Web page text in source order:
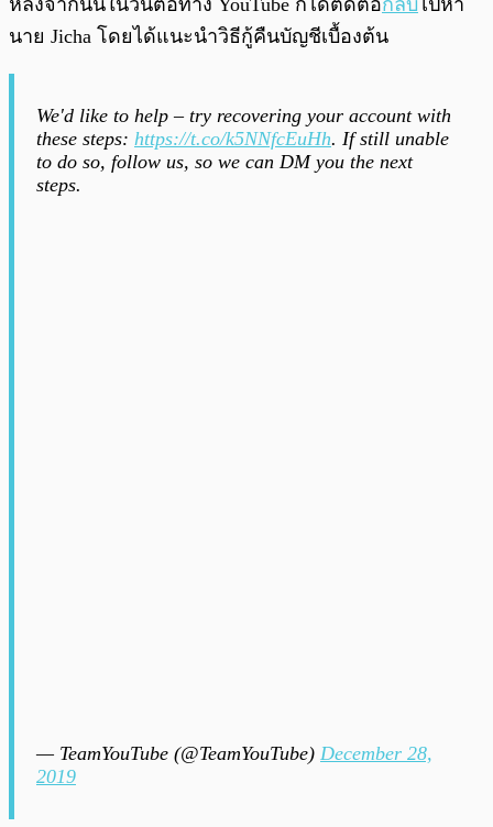
หลังจากนั้นในวันต่อทาง YouTube ก็ได้ติดต่อกลับไปหา
นาย Jicha โดยได้แนะนำวิธีกู้คืนบัญชีเบื้องต้น
We'd like to help – try recovering your account with
these steps: https://t.co/k5NNfcEuHh. If still unable
to do so, follow us, so we can DM you the next
steps.
— TeamYouTube (@TeamYouTube) December 28,
2019